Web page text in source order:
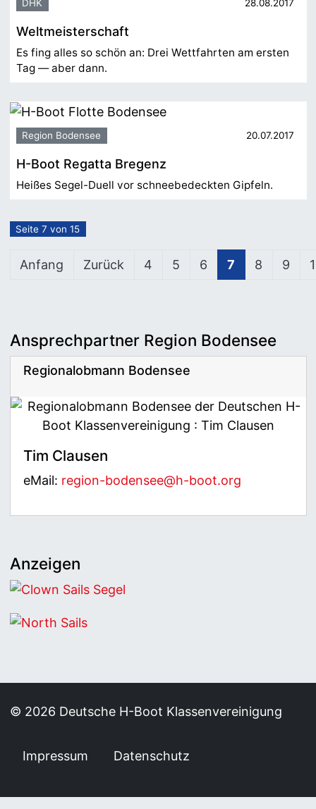
DHK 28.08.2017
Weltmeisterschaft
Es fing alles so schön an: Drei Wettfahrten am ersten
Tag — aber dann.
Region Bodensee 20.07.2017
H-Boot Regatta Bregenz
Heißes Segel-Duell vor schneebedeckten Gipfeln.
Seite 7 von 15
Anfang Zurück 4 5 6 7 8 9
Ansprechpartner Region Bodensee
Regionalobmann Bodensee
Tim Clausen
eMail: region-bodensee@h-boot.org
Anzeigen
© 2026 Deutsche H-Boot Klassenvereinigung
Impressum Datenschutz